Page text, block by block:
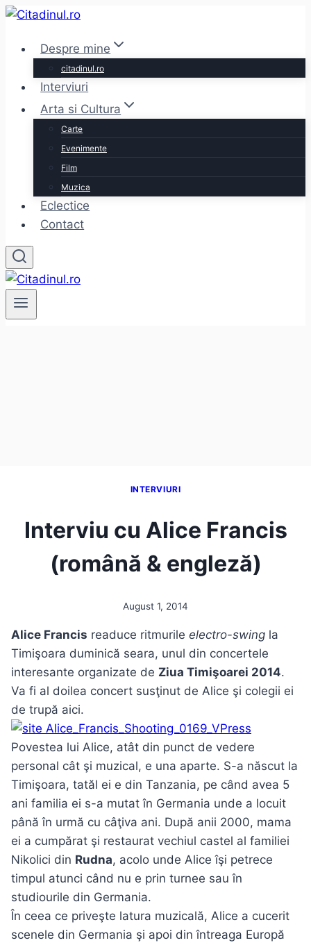
Skip
contentDespre mine
citadinul.ro
Interviuri
Arta si Cultura
Carte
Evenimente
Film
Muzica
Eclectice
Contact
INTERVIURI
Interviu cu Alice Francis
(română & engleză)
August 1, 2014
Alice Francis readuce ritmurile electro-swing la
Timişoara duminică seara, unul din concertele
interesante organizate de Ziua Timişoarei 2014.
Va fi al doilea concert susţinut de Alice şi colegii ei
de trupă aici.
Povestea lui Alice, atât din punct de vedere
personal cât şi muzical, e una aparte. S-a născut la
Timişoara, tatăl ei e din Tanzania, pe când avea 5
ani familia ei s-a mutat în Germania unde a locuit
până în urmă cu câţiva ani. După anii 2000, mama
ei a cumpărat şi restaurat vechiul castel al familiei
Nikolici din Rudna, acolo unde Alice îşi petrece
timpul atunci când nu e prin turnee sau în
studiourile din Germania.
În ceea ce priveşte latura muzicală, Alice a cucerit
scenele din Germania şi apoi din întreaga Europă